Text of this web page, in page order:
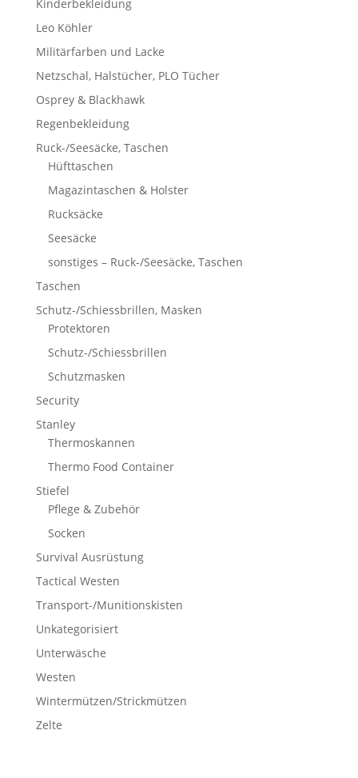
Kinderbekleidung
Leo Köhler
Militärfarben und Lacke
Netzschal, Halstücher, PLO Tücher
Osprey & Blackhawk
Regenbekleidung
Ruck-/Seesäcke, Taschen
Hüfttaschen
Magazintaschen & Holster
Rucksäcke
Seesäcke
sonstiges – Ruck-/Seesäcke, Taschen
Taschen
Schutz-/Schiessbrillen, Masken
Protektoren
Schutz-/Schiessbrillen
Schutzmasken
Security
Stanley
Thermoskannen
Thermo Food Container
Stiefel
Pflege & Zubehör
Socken
Survival Ausrüstung
Tactical Westen
Transport-/Munitionskisten
Unkategorisiert
Unterwäsche
Westen
Wintermützen/Strickmützen
Zelte